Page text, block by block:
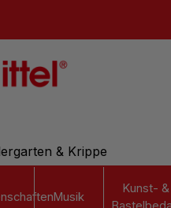
& Krippe
Musik
Kunst- &